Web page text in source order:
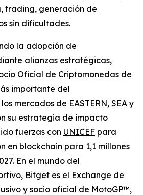
trading, generación de
sin dificultades.
la adopción de
alianzas estratégicas,
Oficial de Criptomonedas de
importante del
los mercados de EASTERN, SEA y
su estrategia de impacto
fuerzas con UNICEF para
en blockchain para 1,1 millones
En el mundo del
Bitget es el Exchange de
y socio oficial de MotoGP™,